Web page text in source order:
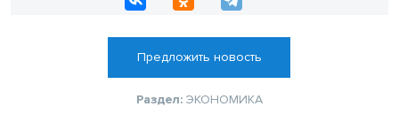
Предложить новость
Раздел: ЭКОНОМИКА